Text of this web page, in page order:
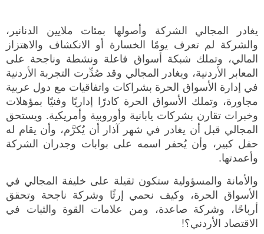
يغادر المجالي الشركة وأصولها بمئات ملايين الدنانير،
والشركة لم تعرف يومًا الخسارة أو الانكشاف والاهتزاز
المالي، وتملك شبكة أسواق فاعلة ونشطة وناجحة على
المعابر الأردنية، ويغادر المجالي وقد صُدِّرت التجربة الأردنية
في إدارة الأسواق الحرة بشراكات واتفاقيات مع دول عربية
مجاورة، وتملك الأسواق الحرة كادرًا إداريًا وفنيًا بمؤهلات
وخبرات تقارن بشركات يابانية وأوروبية وأمريكية. ويستحق
المجالي قبل أن يغادر في شهر آذار أن يُكرَّم، وأن يقام له
حفل كبير، وأن يُحفر اسمه على بوابات وجدران الشركة
وأعمدتها.
والأمانة والمسؤولية ستكون ثقيلة على خليفة المجالي في
الأسواق الحرة، وكيف نحمي إرثًا وشركة ناجحة وتحقق
أرباحًا، وشركة صاعدة، ومن علامات القوة والثبات في
الاقتصاد الأردني؟!